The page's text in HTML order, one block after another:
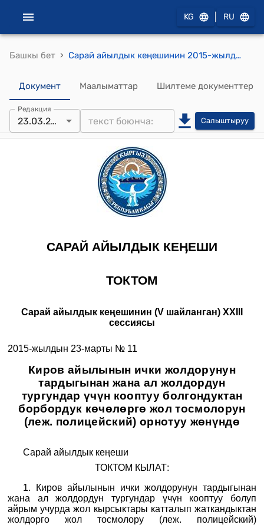
KG RU
Башкы бет › Сарай айылдык кеңешинин 2015-жылдын 23-мартындагы № 11 "Киров айылынын ички жолдорунун тардыгынан жана ал жолдордун тургундар үчүн кооптуу болгондуктан борбордук көчөлөргө жол тосмолорун (леж. полицейский) орнотуу жөнүндө" токтому
Документ Маалыматтар Шилтеме документтер
Редакция
23.03.2015 Салыштыруу